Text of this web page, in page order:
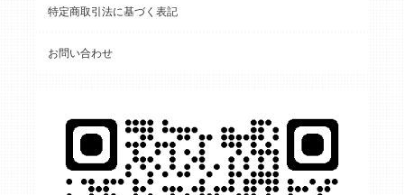
特定商取引法に基づく表記
お問い合わせ